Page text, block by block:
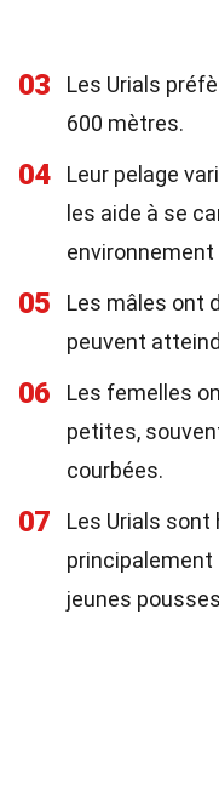
03
Les Urials
600 mètres.
04
Leur pelage
les aide à se
environnement
05
Les mâles ont
peuvent
06
Les femelles
petites,
courbées.
07
Les Urials
principalement
jeunes